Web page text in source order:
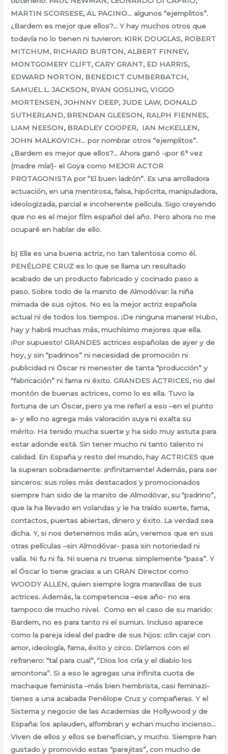
MARTIN SCORSESE, AL PACINO… algunos “ejemplitos”.
¿Bardem es mejor que ellos?… Y hay muchos otros que
todavía no lo tienen ni tuvieron: KIRK DOUGLAS, ROBERT
MITCHUM, RICHARD BURTON, ALBERT FINNEY,
MONTGOMERY CLIFT, CARY GRANT, ED HARRIS,
EDWARD NORTON, BENEDICT CUMBERBATCH,
SAMUEL L. JACKSON, RYAN GOSLING, VIGGO
MORTENSEN, JOHNNY DEEP, JUDE LAW, DONALD
SUTHERLAND, BRENDAN GLEESON, RALPH FIENNES,
LIAM NEESON, BRADLEY COOPER, IAN McKELLEN,
JOHN MALKOVICH… por nombrar otros “ejemplitos”.
¿Bardem es mejor que ellos?… Ahora ganó -¡por 6ª vez
(madre mía!)- el Goya como MEJOR ACTOR
PROTAGONISTA por “El buen ladrón”. Es una arrolladora
actuación, en una mentirosa, falsa, hipócrita, manipuladora,
ideologizada, parcial e incoherente película. Sigo creyendo
que no es el mejor film español del año. Pero ahora no me
ocuparé en hablar de ello.
b) Ella es una buena actriz, no tan talentosa como él.
PENÉLOPE CRUZ es lo que se llama un resultado
acabado de un producto fabricado y cocinado paso a
paso. Sobre todo de la manito de Almodóvar: la niña
mimada de sus ojitos. No es la mejor actriz española
actual ni de todos los tiempos. ¡De ninguna manera! Hubo,
hay y habrá muchas más, muchísimo mejores que ella.
¡Por supuesto! GRANDES actrices españolas de ayer y de
hoy, y sin “padrinos” ni necesidad de promoción ni
publicidad ni Óscar ni menester de tanta “producción” y
“fabricación” ni fama ni éxito. GRANDES ACTRICES, no del
montón de buenas actrices, como lo es ella. Tuvo la
fortuna de un Óscar, pero ya me referí a eso –en el punto
a- y ello no agrega más valoración suya ni exalta su
mérito. Ha tenido mucha suerte y ha sido muy astuta para
estar adonde está. Sin tener mucho ni tanto talento ni
calidad. En España y resto del mundo, hay ACTRICES que
la superan sobradamente: ¡infinitamente! Además, para ser
sinceros: sus roles más destacados y promocionados
siempre han sido de la manito de Almodóvar, su “padrino”,
que la ha llevado en volandas y le ha traído suerte, fama,
contactos, puertas abiertas, dinero y éxito. La verdad sea
dicha. Y, si nos detenemos más aún, veremos que en sus
otras películas –sin Almodóvar- pasa sin notoriedad ni
valía. Ni fu ni fa. Ni suena ni truena: simplemente “pasa”. Y
el Óscar lo tiene gracias a un GRAN Director como
WOODY ALLEN, quien siempre logra maravillas de sus
actrices. Además, la competencia –ese año- no era
tampoco de mucho nivel. Como en el caso de su marido:
Bardem, no es para tanto ni el sumun. Incluso aparece
como la pareja ideal del padre de sus hijos: ¡clin caja! con
amor, ideología, fama, éxito y circo. Diríamos con el
refranero: “tal para cual”, “Dios los cría y el diablo los
amontona”. Si a eso le agregas una infinita cuota de
machaque feminista –más bien hembrista, casi feminazi-
tienes a una acabada Penélope Cruz y compañeras. Y el
Sistema y negocio de las Academias de Hollywood y de
España: los aplauden, alfombran y echan mucho incienso…
Viven de ellos y ellos se benefician, y mucho. Siempre han
gustado y promovido estas “parejitas”, con mucho de